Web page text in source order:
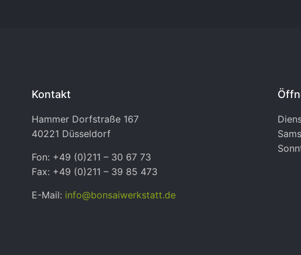
Kontakt
Hammer Dorfstraße 167
40221 Düsseldorf
Fon: +49 (0)211 – 30 67 73
Fax: +49 (0)211 – 39 85 473
E-Mail: info@bonsaiwerkstatt.de